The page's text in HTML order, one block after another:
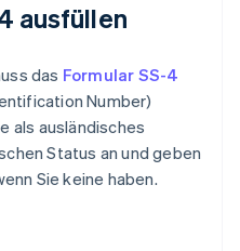
ausfüllen
das Formular SS-4
Number)
als ausländisches
Status an und geben
Sie keine haben.